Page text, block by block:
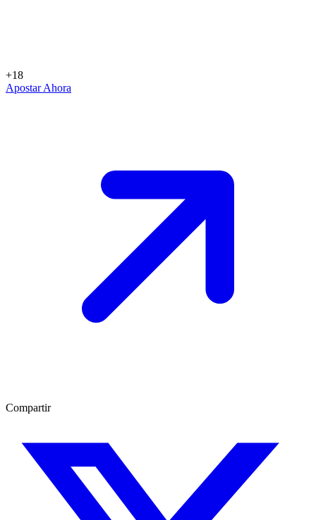
+18
Apostar Ahora
Compartir